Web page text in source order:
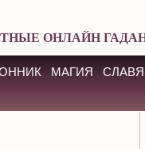
ОНЛАЙН
МАГИЯ